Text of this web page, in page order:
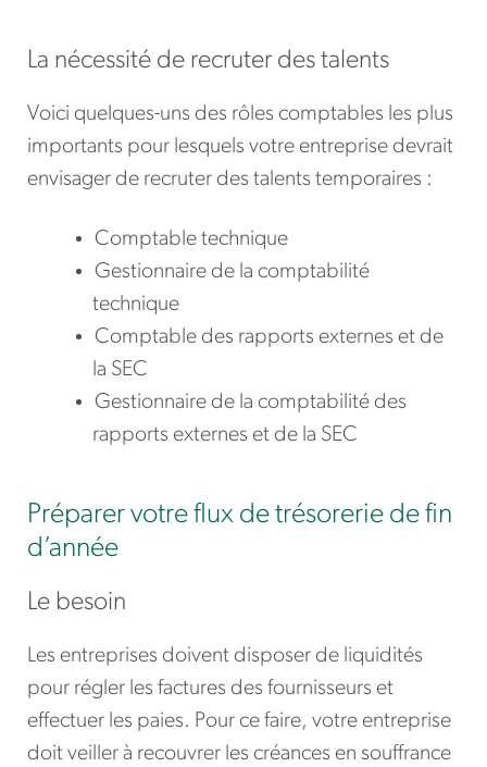
La nécessité de recruter des talents
Voici quelques-uns des rôles comptables les plus
importants pour lesquels votre entreprise devrait
envisager de recruter des talents temporaires :
Comptable technique
Gestionnaire de la comptabilité
technique
Comptable des rapports externes et de
la SEC
Gestionnaire de la comptabilité des
rapports externes et de la SEC
Préparer votre flux de trésorerie de fin
d’année
Le besoin
Les entreprises doivent disposer de liquidités
pour régler les factures des fournisseurs et
effectuer les paies. Pour ce faire, votre entreprise
doit veiller à recouvrer les créances en souffrance